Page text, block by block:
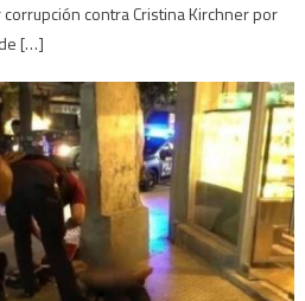
contra Cristina Kirchner por
[…]